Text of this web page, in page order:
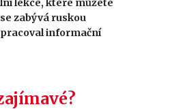
lekce, které můžete
zabývá ruskou
informační